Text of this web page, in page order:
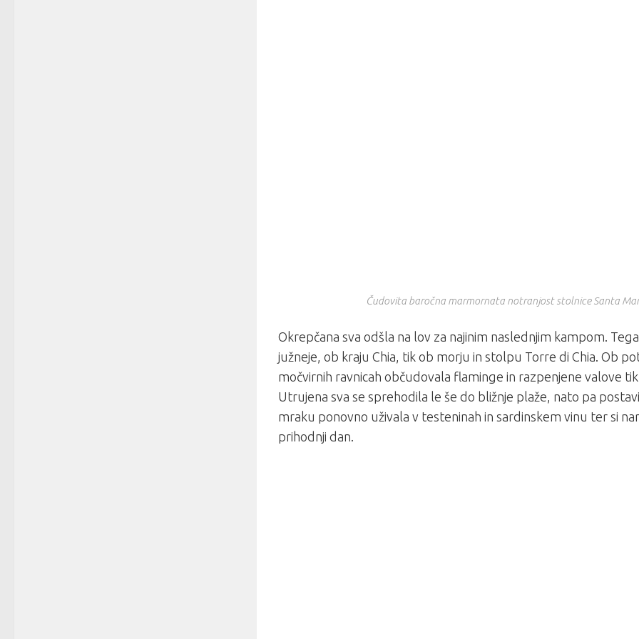
Čudovita baročna marmornata notranjost stolnice Santa
Okrepčana sva odšla na lov za najinim naslednjim kampom.
južneje, ob kraju Chia, tik ob morju in stolpu Torre di Chia. Ob
močvirnih ravnicah občudovala flaminge in razpenjene valove
Utrujena sva se sprehodila le še do bližnje plaže, nato pa
mraku ponovno uživala v testeninah in sardinskem vinu ter si
prihodnji dan.